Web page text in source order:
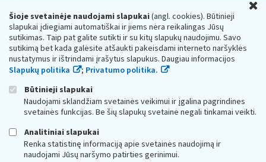
Šioje svetainėje naudojami slapukai(angl. cookies). Būtinieji
slapukai įdiegiami automatiškai ir jiems nėra reikalingas Jūsų
sutikimas. Taip pat galite sutikti ir su kitų slapukų naudojimu. Savo
sutikimą bet kada galėsite atšaukti pakeisdami interneto naršyklės
nustatymus ir ištrindami įrašytus slapukus. Daugiau informacijos
Slapukų politika
; Privatumo politika.
Būtinieji slapukai
Naudojami sklandžiam svetainės veikimui ir įgalina pagrindines
svetainės funkcijas. Be šių slapukų svetainė negali tinkamai veikti.
Analitiniai slapukai
Renka statistinę informaciją apie svetainės naudojimą ir
naudojami Jūsų naršymo patirties gerinimui.
Respublikos finansų ministerijos
Biudžetinė įstaiga. Juridinio asmens kodas — 188659752,
adresas: Vasario 16-osios g. 14, 01107 Vilnius, Lietuva, el.paštas:
vmi@vmi.lt, E. pristatymo dėžutės adresas 188659752
Duomenys apie Valstybinę mokesčių inspekciją prie Lietuvos
Respublikos finansų ministerijos kaupiami ir saugomi Juridinių